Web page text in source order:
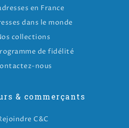
en France
dans le monde
collections
de fidélité
nous
& commerçants
C&C